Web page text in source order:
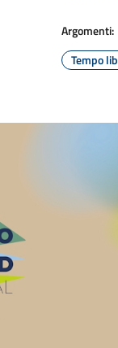
Argomenti:
Tempo